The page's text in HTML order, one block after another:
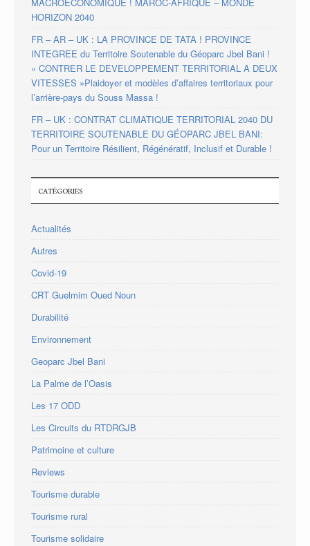
HORIZON 2040
FR – AR – UK : LA PROVINCE DE TATA ! PROVINCE
INTEGREE du Territoire Soutenable du Géoparc Jbel Bani !
« CONTRER LE DEVELOPPEMENT TERRITORIAL A DEUX
VITESSES »Plaidoyer et modèles d’affaires territoriaux pour
l’arrière-pays du Souss Massa !
FR – UK : CONTRAT CLIMATIQUE TERRITORIAL 2040 DU
TERRITOIRE SOUTENABLE DU GÉOPARC JBEL BANI:
Pour un Territoire Résilient, Régénératif, Inclusif et Durable !
CATÉGORIES
Actualités
Autres
Covid-19
CRT Guelmim Oued Noun
Durabilité
Environnement
Geoparc Jbel Bani
La Palme de l’Oasis
Les 17 ODD
Les Circuits du RTDRGJB
Patrimoine et culture
Reviews
Tourisme durable
Tourisme rural
Tourisme solidaire